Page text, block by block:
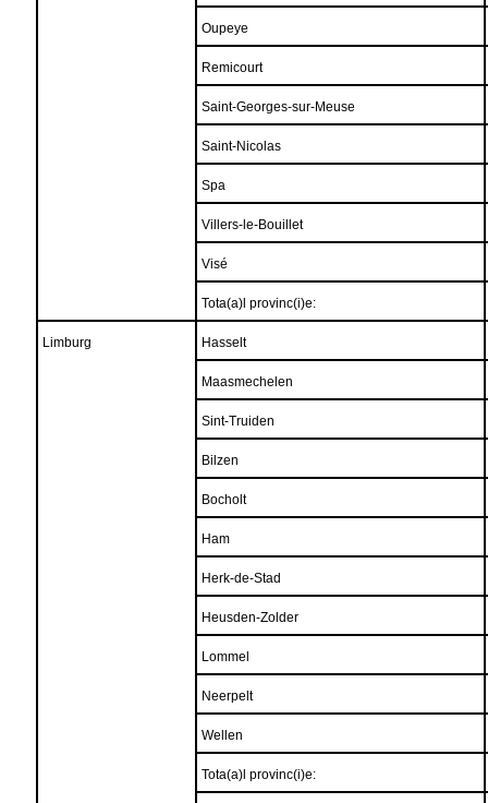
Oupeye
Remicourt
Saint-Georges-sur-Meuse
Saint-Nicolas
Spa
Villers-le-Bouillet
Visé
Tota(a)l provinc(i)e:
Limburg Hasselt
Maasmechelen
Sint-Truiden
Bilzen
Bocholt
Ham
Herk-de-Stad
Heusden-Zolder
Lommel
Neerpelt
Wellen
Tota(a)l provinc(i)e: